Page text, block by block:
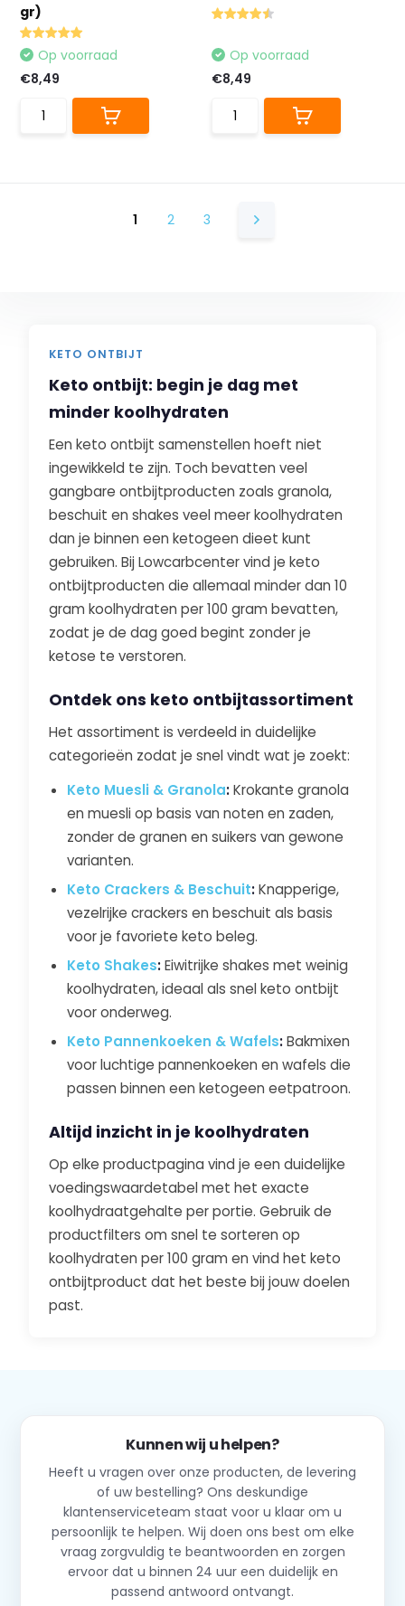
gr)
Op voorraad
€8,49
Op voorraad
€8,49
1 2 3
KETO ONTBIJT
Keto ontbijt: begin je dag met
minder koolhydraten
Een keto ontbijt samenstellen hoeft niet
ingewikkeld te zijn. Toch bevatten veel
gangbare ontbijtproducten zoals granola,
beschuit en shakes veel meer koolhydraten
dan je binnen een ketogeen dieet kunt
gebruiken. Bij Lowcarbcenter vind je keto
ontbijtproducten die allemaal minder dan 10
gram koolhydraten per 100 gram bevatten,
zodat je de dag goed begint zonder je
ketose te verstoren.
Ontdek ons keto ontbijtassortiment
Het assortiment is verdeeld in duidelijke
categorieën zodat je snel vindt wat je zoekt:
Keto Muesli & Granola:Krokante granola
en muesli op basis van noten en zaden,
zonder de granen en suikers van gewone
varianten.
Keto Crackers & Beschuit:Knapperige,
vezelrijke crackers en beschuit als basis
voor je favoriete keto beleg.
Keto Shakes:Eiwitrijke shakes met weinig
koolhydraten, ideaal als snel keto ontbijt
voor onderweg.
Keto Pannenkoeken & Wafels:Bakmixen
voor luchtige pannenkoeken en wafels die
passen binnen een ketogeen eetpatroon.
Altijd inzicht in je koolhydraten
Op elke productpagina vind je een duidelijke
voedingswaardetabel met het exacte
koolhydraatgehalte per portie. Gebruik de
productfilters om snel te sorteren op
koolhydraten per 100 gram en vind het keto
ontbijtproduct dat het beste bij jouw doelen
past.
Kunnen wij u helpen?
Heeft u vragen over onze producten, de levering
of uw bestelling? Ons deskundige
klantenserviceteam staat voor u klaar om u
persoonlijk te helpen. Wij doen ons best om elke
vraag zorgvuldig te beantwoorden en zorgen
ervoor dat u binnen 24 uur een duidelijk en
passend antwoord ontvangt.